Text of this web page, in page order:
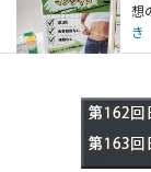
想
き